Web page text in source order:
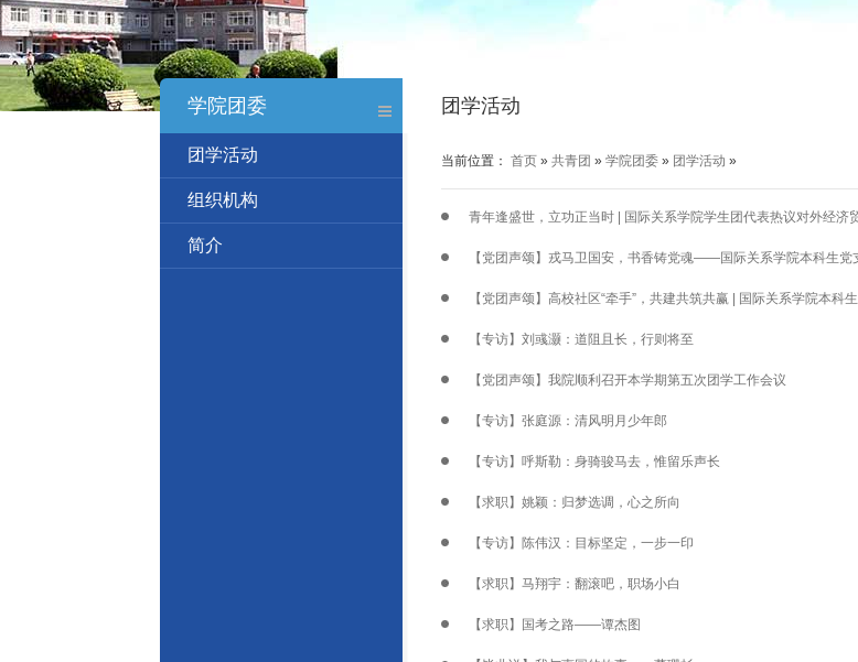
学院团委 团学活动
团学活动
组织机构
简介
当前位置： 首页» 共青团 » 学院团委» 团学活动 »
【专访】刘彧灏：道阻且长，行则将至
【党团声颂】我院顺利召开本学期第五次团学工作会议
【专访】张庭源：清风明月少年郎
【专访】呼斯勒：身骑骏马去，惟留乐声长
【求职】姚颖：归梦选调，心之所向
【专访】陈伟汉：目标坚定，一步一印
【求职】马翔宇：翻滚吧，职场小白
【求职】国考之路——谭杰图